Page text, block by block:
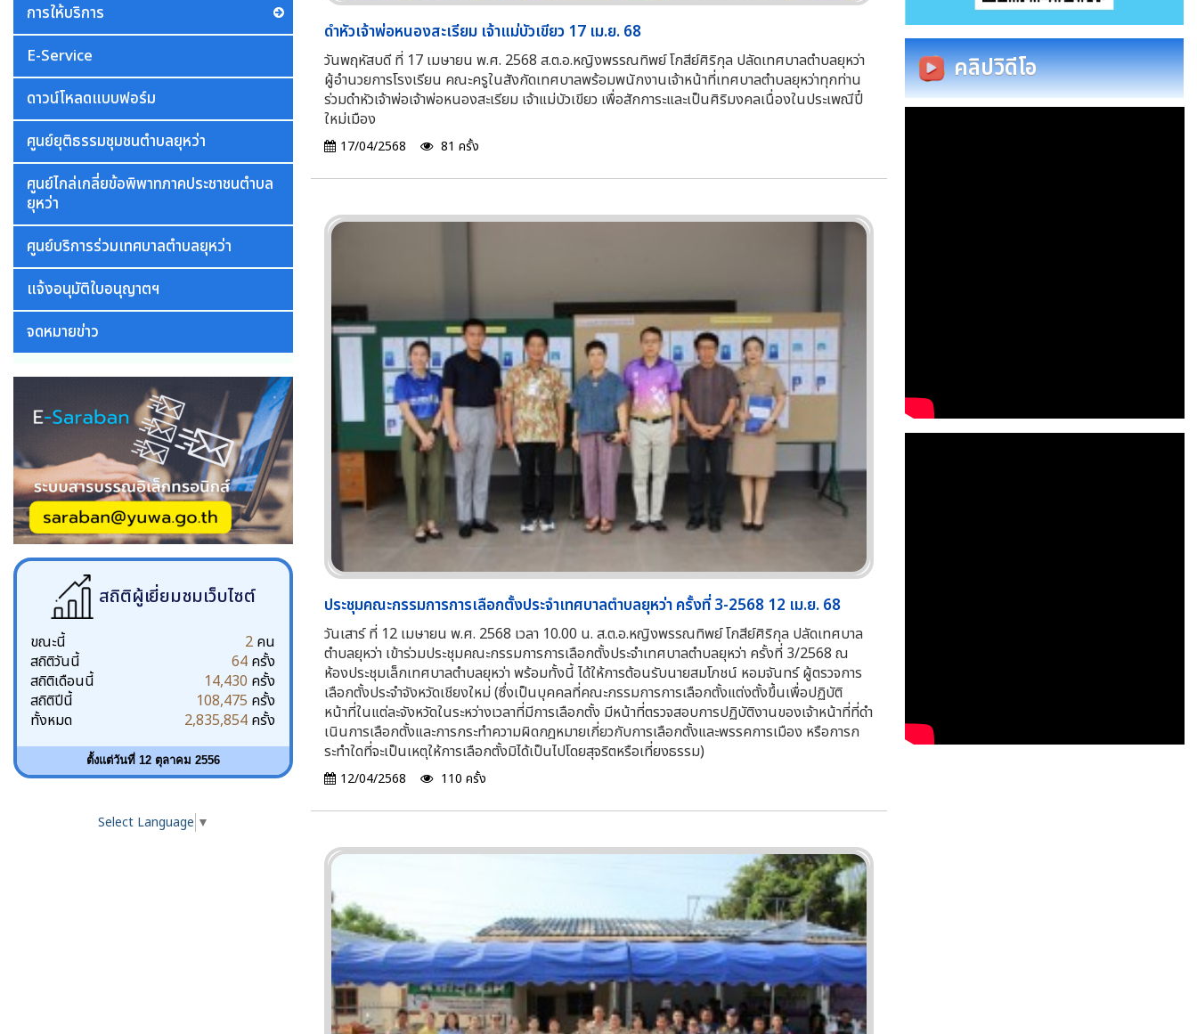
การให้บริการ
E-Service
ดาวน์โหลดแบบฟอร์ม
ศูนย์ยุติธรรมชุมชนตำบลยุหว่า
ศูนย์ไกล่เกลี่ยข้อพิพาทภาคประชาชนตำบล
ยุหว่า
ศูนย์บริการร่วมเทศบาลตำบลยุหว่า
แจ้งอนุมัติใบอนุญาตฯ
จดหมายข่าว
สถิติผู้เยี่ยมชมเว็บไซต์
ขณะนี้ 2 คน
สถิติวันนี้
64 ครั้ง
สถิติเดือนนี้
14,430 ครั้ง
สถิติปีนี้
108,475 ครั้ง
ทั้งหมด
2,835,854 ครั้ง
ตั้งแต่วันที่ 12 ตุลาคม 2556
Select Language ▼
ดำหัวเจ้าพ่อหนองสะเรียม เจ้าแม่บัวเขียว 17 เม.ย. 68
วันพฤหัสบดี ที่ 17 เมษายน พ.ศ. 2568 ส.ต.อ.หญิงพรรณทิพย์ โกสีย์ศิริกุล ปลัดเทศบาลตำบลยุหว่า
ผู้อำนวยการโรงเรียน คณะครูในสังกัดเทศบาลพร้อมพนักงานเจ้าหน้าที่เทศบาลตำบลยุหว่าทุกท่าน
ร่วมดำหัวเจ้าพ่อเจ้าพ่อหนองสะเรียม เจ้าแม่บัวเขียว เพื่อสักการะและเป็นศิริมงคลเนื่องในประเพณีปี๋
ใหม่เมือง
17/04/2568 81 ครั้ง
ประชุมคณะกรรมการการเลือกตั้งประจำเทศบาลตำบลยุหว่า ครั้งที่ 3-2568 12 เม.ย. 68
วันเสาร์ ที่ 12 เมษายน พ.ศ. 2568 เวลา 10.00 น. ส.ต.อ.หญิงพรรณทิพย์ โกสีย์ศิริกุล ปลัดเทศบาล
ตำบลยุหว่า เข้าร่วมประชุมคณะกรรมการการเลือกตั้งประจำเทศบาลตำบลยุหว่า ครั้งที่ 3/2568 ณ
ห้องประชุมเล็กเทศบาลตำบลยุหว่า พร้อมทั้งนี้ ได้ให้การต้อนรับนายสมโภชน์ หอมจันทร์ ผู้ตรวจการ
เลือกตั้งประจำจังหวัดเชียงใหม่ (ซึ่งเป็นบุคคลที่คณะกรรมการการเลือกตั้งแต่งตั้งขึ้นเพื่อปฏิบัติ
หน้าที่ในแต่ละจังหวัดในระหว่างเวลาที่มีการเลือกตั้ง มีหน้าที่ตรวจสอบการปฏิบัติงานของเจ้าหน้าที่ที่ดํา
เนินการเลือกตั้งและการกระทําความผิดกฎหมายเกี่ยวกับการเลือกตั้งและพรรคการเมือง หรือการก
ระทําใดที่จะเป็นเหตุให้การเลือกตั้งมิได้เป็นไปโดยสุจริตหรือเที่ยงธรรม)
12/04/2568 110 ครั้ง
คลิปวิดีโอ